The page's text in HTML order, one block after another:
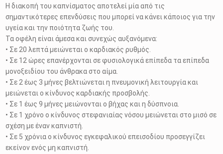
Η διακοπή του καπνίσματος αποτελεί μία από τις
σημαντικότερες επενδύσεις που μπορεί να κάνει κάποιος για την
υγεία και την ποιότητα ζωής του.
Τα οφέλη είναι άμεσα και συνεχώς αυξανόμενα:
• Σε 20 λεπτά μειώνεται ο καρδιακός ρυθμός.
• Σε 12 ώρες επανέρχονται σε φυσιολογικά επίπεδα τα επίπεδα
μονοξειδίου του άνθρακα στο αίμα.
• Σε 2 έως 3 μήνες βελτιώνεται η πνευμονική λειτουργία και
μειώνεται ο κίνδυνος καρδιακής προσβολής.
• Σε 1 έως 9 μήνες μειώνονται ο βήχας και η δύσπνοια.
• Σε 1 χρόνο ο κίνδυνος στεφανιαίας νόσου μειώνεται στο μισό σε
σχέση με έναν καπνιστή.
• Σε 5 χρόνια ο κίνδυνος εγκεφαλικού επεισοδίου προσεγγίζει
εκείνον ενός μη καπνιστή.